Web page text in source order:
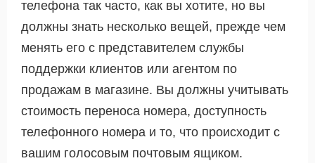
телефона так часто, как вы хотите, но вы
должны знать несколько вещей, прежде чем
менять его с представителем службы
поддержки клиентов или агентом по
продажам в магазине. Вы должны учитывать
стоимость переноса номера, доступность
телефонного номера и то, что происходит с
вашим голосовым почтовым ящиком.